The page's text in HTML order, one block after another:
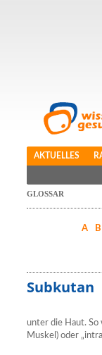
AKTUELLES
GLOSSAR
A B
Subkutan
unter die Haut. So
Muskel) oder